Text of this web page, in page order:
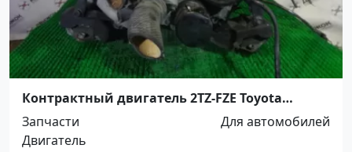
Контрактный двигатель 2TZ-FZE Toyota
Краснодар
Запчасти
Для автомобилей
Двигатель